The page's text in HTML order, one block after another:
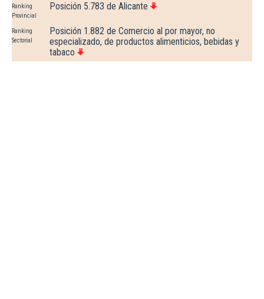
Ranking
Provincial
Posición 5.783 de Alicante
Ranking
Sectorial
Posición 1.882 de Comercio al por mayor, no
especializado, de productos alimenticios, bebidas y
tabaco